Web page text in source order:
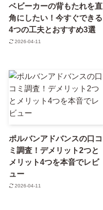
ベビーカーの背もたれを直
角にしたい！今すぐできる
4つの工夫とおすすめ3選
2026-04-11
ポルバンアドバンスの口コ
ミ調査！デメリット2つと
メリット4つを本音でレビ
ュー
2026-04-11